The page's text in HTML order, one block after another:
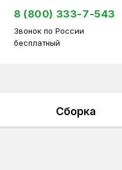
8 (800) 333-7-543
Звонок по России
бесплатный
Сборка